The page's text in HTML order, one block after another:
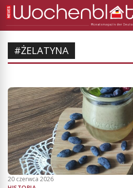
#ŻELATYNA
20 czerwca 2026